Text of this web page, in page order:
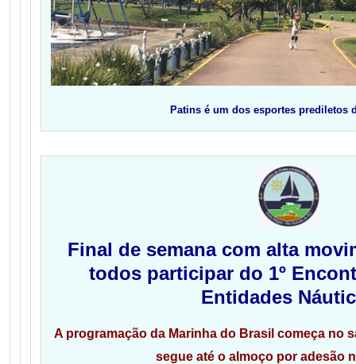
Patins é um dos esportes prediletos
Final de semana com alta
todos participar do 1º
Entidades
A programação da Marinha do Brasil começa no
segue até o almoço por adesão